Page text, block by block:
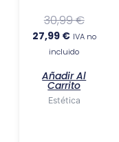
30,99€
27,99 € IVA no
incluido
Añadir Al
Carrito
Estética